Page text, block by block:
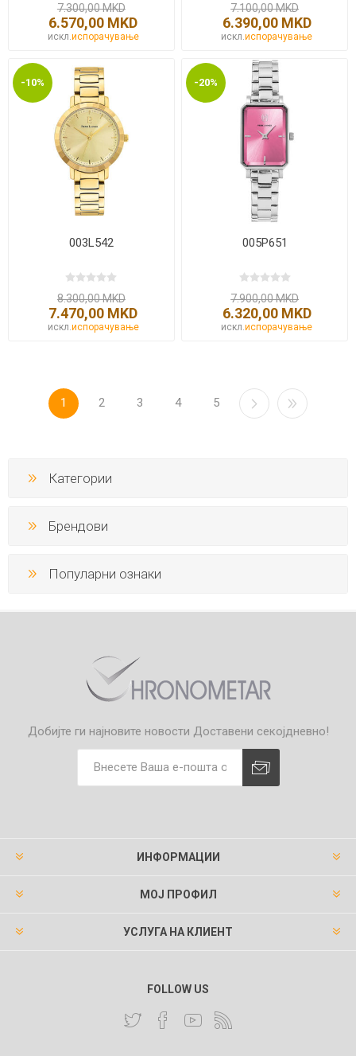
7.300,00 MKD
6.570,00 MKD
искл.испорачување
7.100,00 MKD
6.390,00 MKD
искл.испорачување
-10%
003L542
8.300,00 MKD
7.470,00 MKD
искл.испорачување
-20%
005P651
7.900,00 MKD
6.320,00 MKD
искл.испорачување
1 2 3 4 5
Категории
Брендови
Популарни ознаки
Добијте ги најновите новости Доставени секојдневно!
ИНФОРМАЦИИ
МОЈ ПРОФИЛ
УСЛУГА НА КЛИЕНТ
FOLLOW US